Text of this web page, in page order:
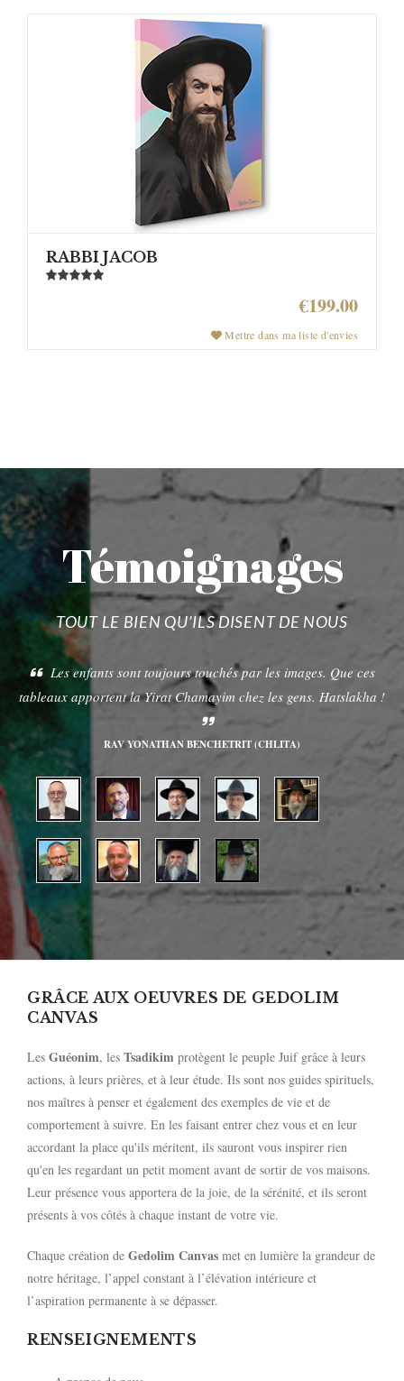
RABBI JACOB
€199.00
Mettre dans ma liste d'envies
Témoignages
TOUT LE BIEN QU’ILS DISENT DE NOUS
Les enfants sont toujours touchés par les images. Que ces
tableaux apportent la Yirat Chamayim chez les gens. Hatslakha !
RAV YONATHAN BENCHETRIT (CHLITA)
GRÂCE AUX OEUVRES DE GEDOLIM
CANVAS
Les Guéonim, les Tsadikim protègent le peuple Juif grâce à leurs
actions, à leurs prières, et à leur étude. Ils sont nos guides spirituels,
nos maîtres à penser et également des exemples de vie et de
comportement à suivre. En les faisant entrer chez vous et en leur
accordant la place qu'ils méritent, ils sauront vous inspirer rien
qu'en les regardant un petit moment avant de sortir de vos maisons.
Leur présence vous apportera de la joie, de la sérénité, et ils seront
présents à vos côtés à chaque instant de votre vie.
Chaque création de Gedolim Canvas met en lumière la grandeur de
notre héritage, l’appel constant à l’élévation intérieure et
l’aspiration permanente à se dépasser.
RENSEIGNEMENTS